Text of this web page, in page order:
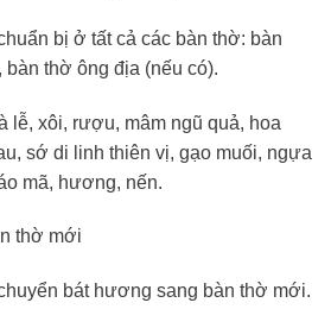
bị ở tất cả các bàn thờ: bàn
thờ ông địa (nếu có).
lễ, xôi, rượu, mâm ngũ quả, hoa
sớ di linh thiên vị, gạo muối, ngựa
mã, hương, nến.
thờ mới
bát hương sang bàn thờ mới.